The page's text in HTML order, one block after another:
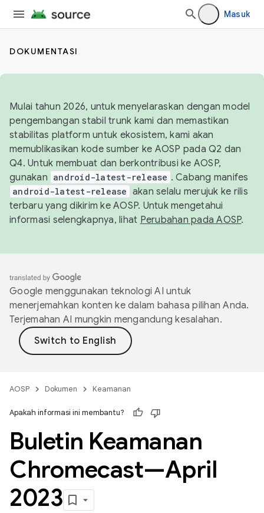
Masuk
DOKUMENTASI
Mulai tahun 2026, untuk menyelaraskan dengan model
pengembangan stabil trunk kami dan memastikan
stabilitas platform untuk ekosistem, kami akan
memublikasikan kode sumber ke AOSP pada Q2 dan
Q4. Untuk membuat dan berkontribusi ke AOSP,
gunakan android-latest-release . Cabang manifes
android-latest-release akan selalu merujuk ke rilis
terbaru yang dikirim ke AOSP. Untuk mengetahui
informasi selengkapnya, lihat Perubahan pada AOSP.
Google menggunakan teknologi AI untuk
menerjemahkan konten ke dalam bahasa pilihan Anda.
Terjemahan AI mungkin mengandung kesalahan.
AOSP Dokumen Keamanan
Apakah informasi ini membantu?
Buletin Keamanan
Chromecast—April
2023